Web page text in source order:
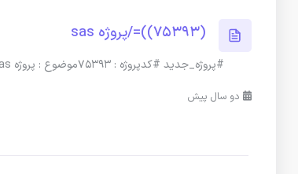
(75393))=/پروژه sas
#پروژه_جدید #کدپروژه : 75393موضوع : پروژه sasسلام وقت بخیر من یه پروژه sas میخوام که اگه آماده هم باشه مشکلی نیست
دو سال پیش